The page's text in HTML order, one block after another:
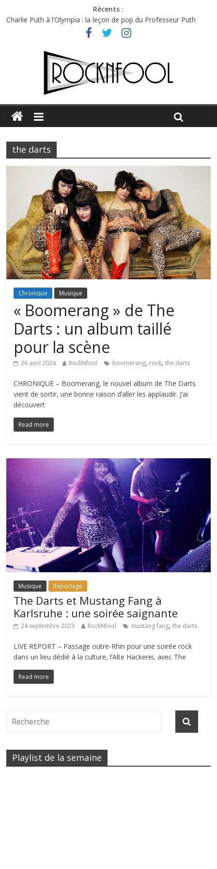
Récents :
Charlie Puth à l’Olympia : la leçon de pop du Professeur Puth
Festival Triptyque : un nouveau festival de musique indépendant
Hellfest 2026 vendredi : température et émotions en hausse
Hellfest 2026 jeudi : impossible de choisir entre chaleur et bonne
Première édition du Midgard Festival : entre bière, métal et
the darts
Chronique Musique
« Boomerang » de The
Darts : un album taillé
pour la scène
26 avril 2024 RockNfool boomerang, rock,the darts
CHRONIQUE – Boomerang, le nouvel album de The Darts
vient de sortir, une bonne raison d’aller les applaudir. J’ai
découvert
Read more
Musique Reportage
The Darts et Mustang Fang à
Karlsruhe : une soirée saignante
24 septembre 2023 RockNfool mustang fang,the darts
LIVE REPORT – Passage outre-Rhin pour une soirée rock
dans un lieu dédié à la culture, l’Alte Hackerei, avec The
Read more
Playlist de la semaine